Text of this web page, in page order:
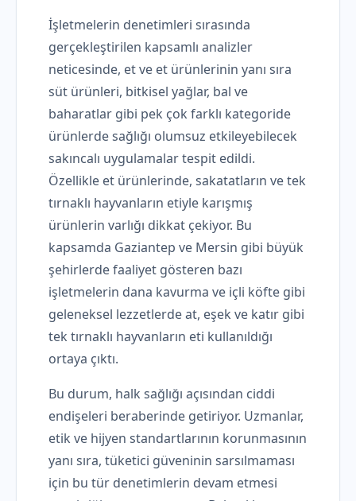
İşletmelerin denetimleri sırasında
gerçekleştirilen kapsamlı analizler
neticesinde, et ve et ürünlerinin yanı sıra
süt ürünleri, bitkisel yağlar, bal ve
baharatlar gibi pek çok farklı kategoride
ürünlerde sağlığı olumsuz etkileyebilecek
sakıncalı uygulamalar tespit edildi.
Özellikle et ürünlerinde, sakatatların ve tek
tırnaklı hayvanların etiyle karışmış
ürünlerin varlığı dikkat çekiyor. Bu
kapsamda Gaziantep ve Mersin gibi büyük
şehirlerde faaliyet gösteren bazı
işletmelerin dana kavurma ve içli köfte gibi
geleneksel lezzetlerde at, eşek ve katır gibi
tek tırnaklı hayvanların eti kullanıldığı
ortaya çıktı.
Bu durum, halk sağlığı açısından ciddi
endişeleri beraberinde getiriyor. Uzmanlar,
etik ve hijyen standartlarının korunmasının
yanı sıra, tüketici güveninin sarsılmaması
için bu tür denetimlerin devam etmesi